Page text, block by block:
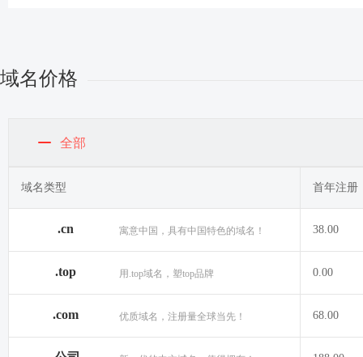
域名价格
全部
域名类型 首年注册
.cn 寓意中国，具有中国特色的域名！ 38.00
.top 用.top域名，塑top品牌 0.00
.com 优质域名，注册量全球当先！ 68.00